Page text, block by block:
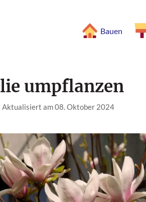
Bauen
umpflanzen
Aktualisiert am 08. Oktober 2024